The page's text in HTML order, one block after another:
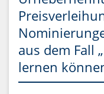
aus dem Fall
lernen